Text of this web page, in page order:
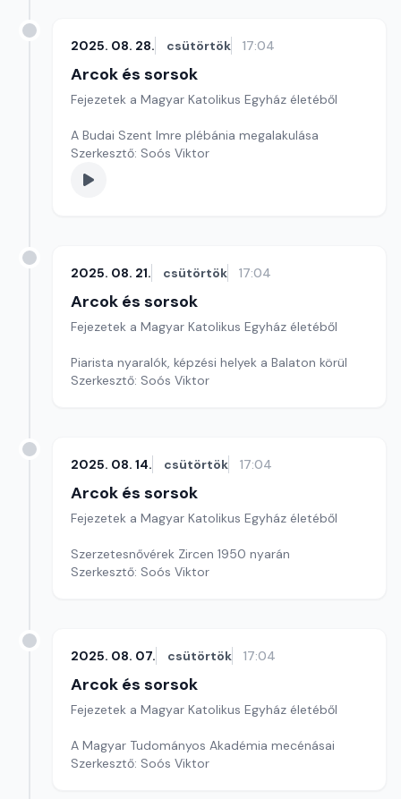
2025. 08. 28. csütörtök 17:04
Arcok és sorsok
Fejezetek a Magyar Katolikus Egyház életéből
A Budai Szent Imre plébánia megalakulása
Szerkesztő: Soós Viktor
2025. 08. 21. csütörtök 17:04
Arcok és sorsok
Fejezetek a Magyar Katolikus Egyház életéből
Piarista nyaralók, képzési helyek a Balaton körül
Szerkesztő: Soós Viktor
2025. 08. 14. csütörtök 17:04
Arcok és sorsok
Fejezetek a Magyar Katolikus Egyház életéből
Szerzetesnővérek Zircen 1950 nyarán
Szerkesztő: Soós Viktor
2025. 08. 07. csütörtök 17:04
Arcok és sorsok
Fejezetek a Magyar Katolikus Egyház életéből
A Magyar Tudományos Akadémia mecénásai
Szerkesztő: Soós Viktor